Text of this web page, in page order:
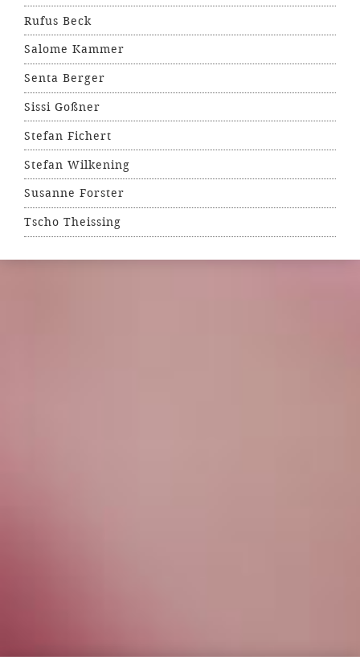
Rufus Beck
Salome Kammer
Senta Berger
Sissi Goßner
Stefan Fichert
Stefan Wilkening
Susanne Forster
Tscho Theissing